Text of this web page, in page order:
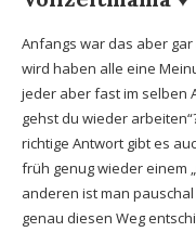
Anfangs war das aber
wird haben alle eine
jeder aber fast im selben
gehst du wieder
richtige Antwort gibt es
früh genug wieder einem
anderen ist man
genau diesen Weg